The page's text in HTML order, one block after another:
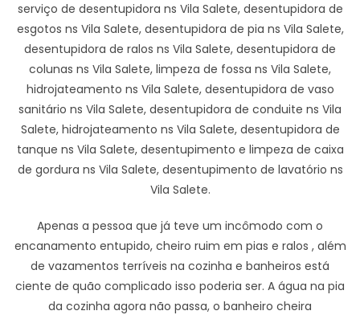
serviço de desentupidora ns Vila Salete, desentupidora de
esgotos ns Vila Salete, desentupidora de pia ns Vila Salete,
desentupidora de ralos ns Vila Salete, desentupidora de
colunas ns Vila Salete, limpeza de fossa ns Vila Salete,
hidrojateamento ns Vila Salete, desentupidora de vaso
sanitário ns Vila Salete, desentupidora de conduite ns Vila
Salete, hidrojateamento ns Vila Salete, desentupidora de
tanque ns Vila Salete, desentupimento e limpeza de caixa
de gordura ns Vila Salete, desentupimento de lavatório ns
Vila Salete.
Apenas a pessoa que já teve um incômodo com o
encanamento entupido, cheiro ruim em pias e ralos , além
de vazamentos terríveis na cozinha e banheiros está
ciente de quão complicado isso poderia ser. A água na pia
da cozinha agora não passa, o banheiro cheira